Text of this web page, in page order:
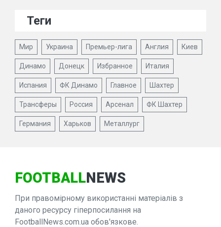
Теги
Мир Украина Премьер-лига Англия Киев
Динамо Донецк Избранное Италия
Испания ФК Динамо Главное Шахтер
Трансферы Россия Арсенал ФК Шахтер
Германия Харьков Металлург
FOOTBALLNEWS
При правомірному використанні матеріалів з
даного ресурсу гіперпосилання на
FootballNews.com.ua обов'язкове.